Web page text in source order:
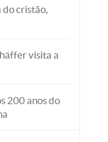
cristão,
visita a
200 anos do